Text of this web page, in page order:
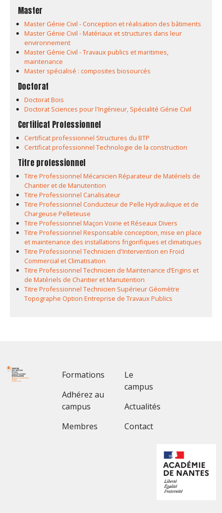
Master
Master Génie Civil - Conception et réalisation des bâtiments
Master Génie Civil - Matériaux et structures dans leur
environnement
Master Génie Civil - Travaux publics et maritimes,
maintenance
Master spécialisé : composites biosourcés
Doctorat
Doctorat Bois
Doctorat Sciences pour l'Ingénieur, Spécialité Génie Civil
Certificat Professionnel
Certificat professionnel Structures du BTP
Certificat professionnel Technologie de la construction
Titre professionnel
Titre Professionnel Mécanicien Réparateur de Matériels de
Chantier et de Manutention
Titre Professionnel Canalisateur
Titre Professionnel Conducteur de Pelle Hydraulique et de
Chargeuse Pelleteuse
Titre Professionnel Maçon Voirie et Réseaux Divers
Titre Professionnel Responsable conception, mise en place
et maintenance des installations frigorifiques et climatiques
Titre Professionnel Technicien d'Intervention en Froid
Commercial et Climatisation
Titre Professionnel Technicien de Maintenance d’Engins et
de Matériels de Chantier et Manutention
Titre Professionnel Technicien Supérieur Géomètre
Topographe Option Entreprise de Travaux Publics
Footer 1
Formations
Adhérez au
campus
Membres
Footer 2
Le
campus
Actualités
Contact